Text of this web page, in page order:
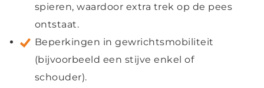
spieren, waardoor extra trek op de pees
ontstaat.
Beperkingen in gewrichtsmobiliteit
(bijvoorbeeld een stijve enkel of
schouder).